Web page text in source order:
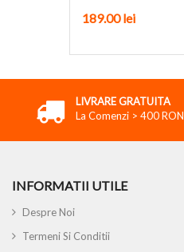
189.00lei
LIVRARE GRATUITA
La Comenzi > 400 RON
INFORMATII UTILE
Despre Noi
Termeni Si Conditii